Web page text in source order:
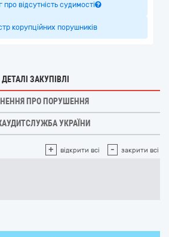
про відсутність судимості
корупційних порушників
ДЕТАЛІ ЗАКУПІВЛІ
ПРО ПОРУШЕННЯ
УКРАЇНИ
+ відкрити всі - закрити всі